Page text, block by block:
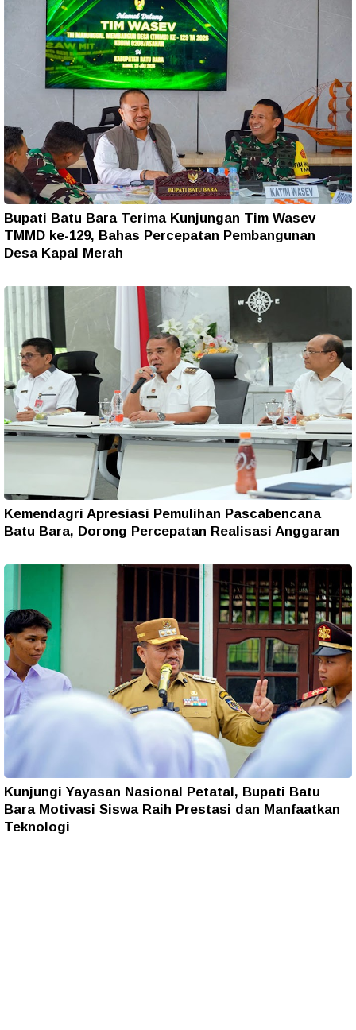
Bupati Batu Bara Terima Kunjungan Tim Wasev
TMMD ke-129, Bahas Percepatan Pembangunan
Desa Kapal Merah
Kemendagri Apresiasi Pemulihan Pascabencana
Batu Bara, Dorong Percepatan Realisasi Anggaran
Kunjungi Yayasan Nasional Petatal, Bupati Batu
Bara Motivasi Siswa Raih Prestasi dan Manfaatkan
Teknologi